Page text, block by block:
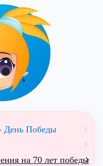
День Победы
на 70 лет победы